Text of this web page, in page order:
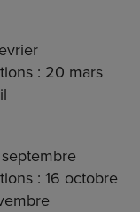
: 20 mars
: 16 octobre